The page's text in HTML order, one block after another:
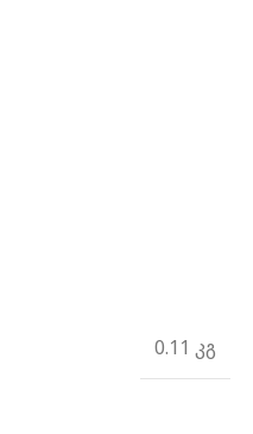
0.11 კგ